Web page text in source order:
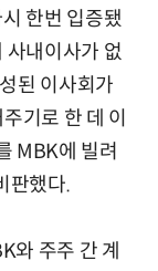
한번 입증됐
사내이사가 없
된 이사회가
기로 한 데 이
MBK에 빌려
판했다.
와 주주 간 계